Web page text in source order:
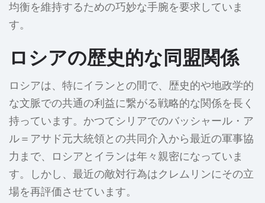
均衡を維持するための巧妙な手腕を要求していま
す。
ロシアの歴史的な同盟関係
ロシアは、特にイランとの間で、歴史的や地政学的
な文脈での共通の利益に繋がる戦略的な関係を長く
持っています。かつてシリアでのバッシャール・ア
ル＝アサド元大統領との共同介入から最近の軍事協
力まで、ロシアとイランは年々親密になっていま
す。しかし、最近の敵対行為はクレムリンにその立
場を再評価させています。